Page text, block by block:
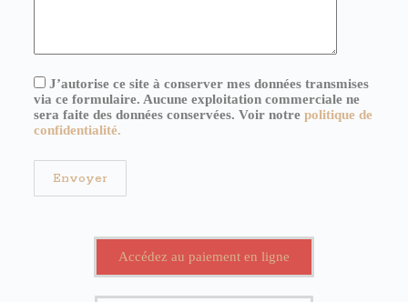
J’autorise ce site à conserver mes données transmises
via ce formulaire. Aucune exploitation commerciale ne
sera faite des données conservées. Voir notre politique de
confidentialité.
Accédez au paiement en ligne